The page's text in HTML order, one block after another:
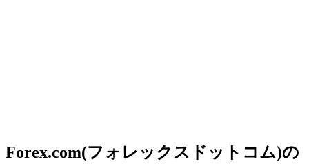
Forex.com(フォレックスドットコム)の